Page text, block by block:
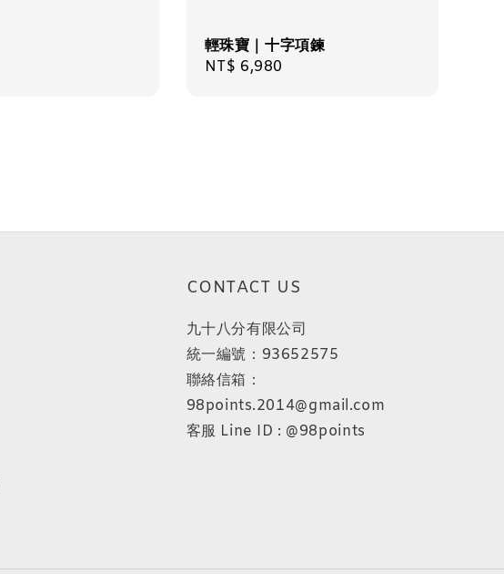
輕珠寶｜十字項鍊
Regular
NT$ 6,980
CONTACT US
九十八分有限公司
統一編號：93652575
聯絡信箱：
98points.2014@gmail.com
客服 Line ID : @98points